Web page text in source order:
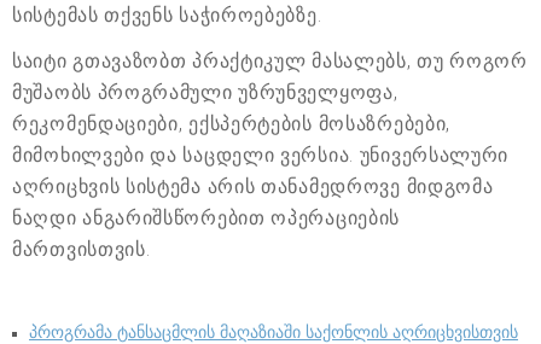
სისტემას თქვენს საჭიროებებზე.
საიტი გთავაზობთ პრაქტიკულ მასალებს, თუ როგორ
მუშაობს პროგრამული უზრუნველყოფა,
რეკომენდაციები, ექსპერტების მოსაზრებები,
მიმოხილვები და საცდელი ვერსია. უნივერსალური
აღრიცხვის სისტემა არის თანამედროვე მიდგომა
ნაღდი ანგარიშსწორებით ოპერაციების
მართვისთვის.
პროგრამა ტანსაცმლის მაღაზიაში საქონლის აღრიცხვისთვის